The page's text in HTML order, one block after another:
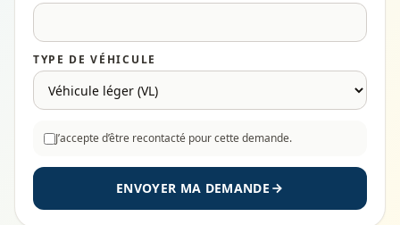
TYPE DE VÉHICULE
J’accepte d’être recontacté pour cette demande.
ENVOYER MA DEMANDE